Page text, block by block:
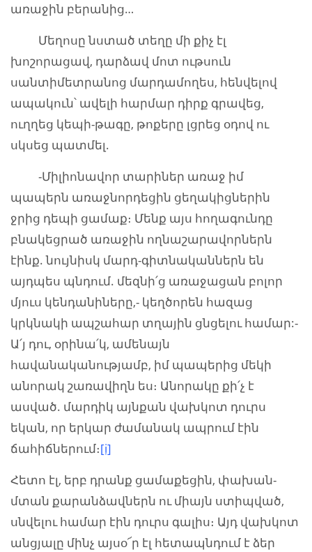
առաջին բերանից…
Մեղոսը նստած տեղը մի քիչ էլ
խոշորացավ, դարձավ մոտ ութսուն
սանտիմետրանոց մարդամողես, հենվելով
ապակուն՝ ավելի հարմար դիրք գրավեց,
ուղղեց կեպի-թագը, թոքերը լցրեց օդով ու
սկսեց պատմել.
-Միլիոնավոր տարիներ առաջ իմ
պապերն առաջնորդեցին ցեղակիցներին
ջրից դեպի ցամաք։ Մենք այս հողագունդը
բնակեցրած առաջին ողնաշարավորներն
էինք. նույնիսկ մարդ-գիտնականներն են
այդպես պնդում. մեզնի՛ց առաջացան բոլոր
մյուս կենդանիները,- կեղծորեն հազաց
կրկնակի ապշահար տղային ցնցելու համար:-
Ա՛յ դու, օրինա՛կ, ամենայն
հավանականությամբ, իմ պապերից մեկի
անորակ շառավիղն ես։ Անորակը քի՛չ է
ասված. մարդիկ այնքան վախկոտ դուրս
եկան, որ երկար ժամանակ ապրում էին
ճահիճներում։[i]
Հետո էլ, երբ դրանք ցամաքեցին, փախան-
մտան քարանձավներն ու միայն ստիպված,
սնվելու համար էին դուրս գալիս։ Այդ վախկոտ
անցյալը մինչ այսօ՜ր էլ հետապնդում է ձեր